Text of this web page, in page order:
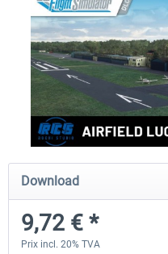
Aerosoft Airport Cologne/Bonn
18,10 € *
Download
9,72 € *
Prix incl. 20% TVA